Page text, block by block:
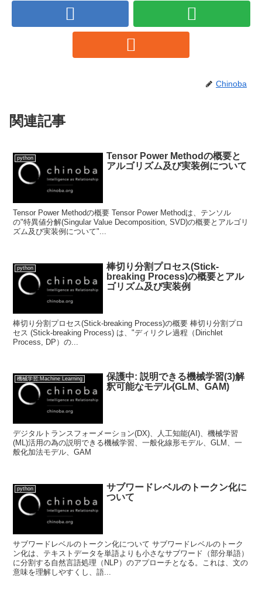
Chinoba
関連記事
python
Tensor Power Methodの概要と
アルゴリズム及び実装例について
Tensor Power Methodの概要 Tensor Power Methodは、テンソル
の"特異値分解(Singular Value Decomposition, SVD)の概要とアルゴリ
ズム及び実装例について"...
python
棒切り分割プロセス(Stick-
breaking Process)の概要とアル
ゴリズム及び実装例
棒切り分割プロセス(Stick-breaking Process)の概要 棒切り分割プロ
セス (Stick-breaking Process) は、"ディリクレ過程（Dirichlet
Process, DP）の...
機械学習:Machine Learning
保護中: 説明できる機械学習(3)解
釈可能なモデル(GLM、GAM)
デジタルトランスフォーメーション(DX)、人工知能(AI)、機械学習
(ML)活用の為の説明できる機械学習、一般化線形モデル、GLM、一
般化加法モデル、GAM
python
サブワードレベルのトークン化に
ついて
サブワードレベルのトークン化について サブワードレベルのトーク
ン化は、テキストデータを単語よりも小さなサブワード（部分単語）
に分割する自然言語処理（NLP）のアプローチとなる。これは、文の
意味を理解しやすくし、語...